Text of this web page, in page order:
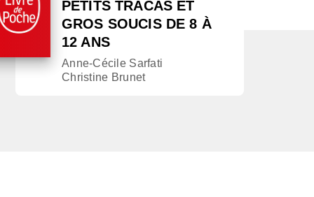
PETITS TRACAS ET
GROS SOUCIS DE 8 À
12 ANS
Anne-Cécile Sarfati
Christine Brunet